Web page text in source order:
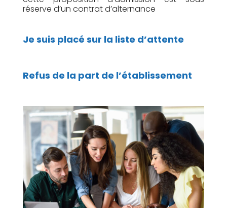
réserve d’un contrat d’alternance
Je suis placé sur la liste d’attente
Refus de la part de l’établissement